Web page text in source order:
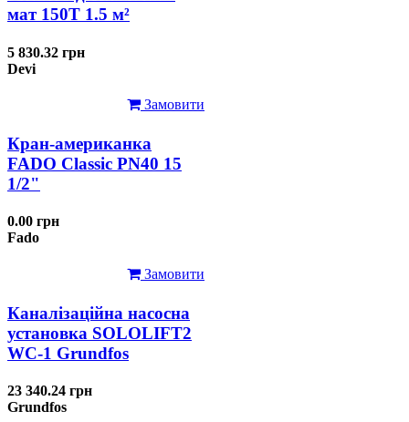
мат 150T 1.5 м²
5 830.32 грн
Devi
Замовити
Кран-американка
FADO Classic PN40 15
1/2"
0.00 грн
Fado
Замовити
Каналізаційна насосна
установка SOLOLIFT2
WC-1 Grundfos
23 340.24 грн
Grundfos